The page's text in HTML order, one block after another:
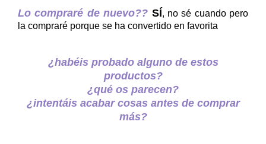
Lo compraré de nuevo?? SÍ, no sé cuando pero
la compraré porque se ha convertido en favorita
¿habéis probado alguno de estos
productos?
¿qué os parecen?
¿intentáis acabar cosas antes de comprar
más?